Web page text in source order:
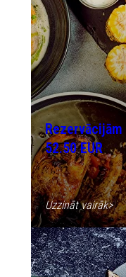
52.50 EUR
Uzzināt vairāk>